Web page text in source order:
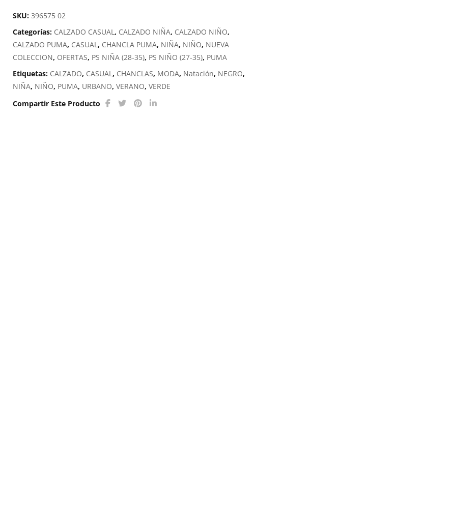
R,
B
PS
cantidad
SKU:396575 02
Categorías: CALZADO CASUAL, CALZADO NIÑA, CALZADO NIÑO,
CALZADO PUMA, CASUAL, CHANCLA PUMA, NIÑA, NIÑO, NUEVA
COLECCION, OFERTAS, PS NIÑA (28-35), PS NIÑO (27-35), PUMA
Etiquetas: CALZADO, CASUAL, CHANCLAS, MODA, Natación, NEGRO,
NIÑA, NIÑO, PUMA, URBANO,VERANO,VERDE
Compartir Este Producto